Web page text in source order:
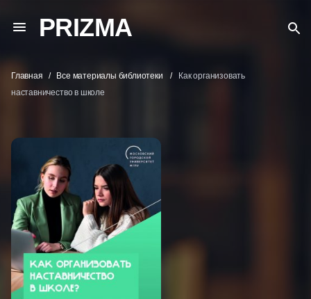
PRIZMA
Главная Все материалы библиотеки
Как организовать
наставничество в школе